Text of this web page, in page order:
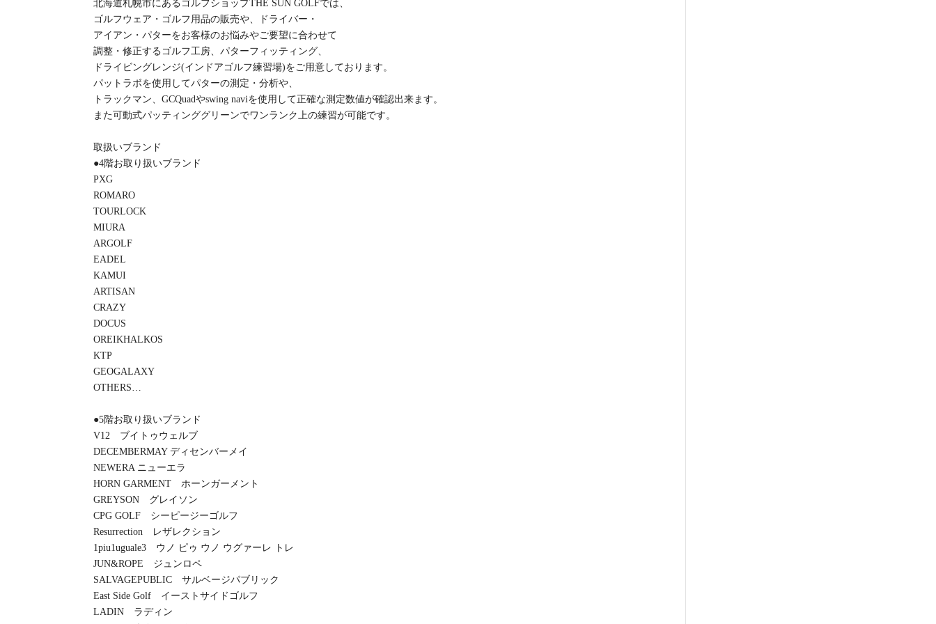
北海道札幌市にあるゴルフショップTHE SUN GOLFでは、
ゴルフウェア・ゴルフ用品の販売や、ドライバー・
アイアン・パターをお客様のお悩みやご要望に合わせて
調整・修正するゴルフ工房、パターフィッティング、
ドライビングレンジ(インドアゴルフ練習場)をご用意しております。
パットラボを使用してパターの測定・分析や、
トラックマン、GCQuadやswing naviを使用して正確な測定数値が確認出来ます。
また可動式パッティンググリーンでワンランク上の練習が可能です。
取扱いブランド
●4階お取り扱いブランド
PXG
ROMARO
TOURLOCK
MIURA
ARGOLF
EADEL
KAMUI
ARTISAN
CRAZY
DOCUS
OREIKHALKOS
KTP
GEOGALAXY
OTHERS…
●5階お取り扱いブランド
V12 ブイトゥウェルブ
DECEMBERMAY ディセンバーメイ
NEWERA ニューエラ
HORN GARMENT ホーンガーメント
GREYSON グレイソン
CPG GOLF シーピージーゴルフ
Resurrection レザレクション
1piu1uguale3 ウノ ピゥ ウノ ウグァーレ トレ
JUN&ROPE ジュンロペ
SALVAGEPUBLIC サルベージパブリック
East Side Golf イーストサイドゴルフ
LADIN ラディン